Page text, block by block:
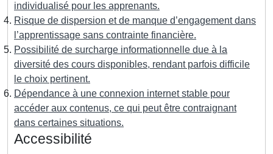
individualisé pour les apprenants.
Risque de dispersion et de manque d’engagement dans
l’apprentissage sans contrainte financière.
Possibilité de surcharge informationnelle due à la
diversité des cours disponibles, rendant parfois difficile
le choix pertinent.
Dépendance à une connexion internet stable pour
accéder aux contenus, ce qui peut être contraignant
dans certaines situations.
Accessibilité